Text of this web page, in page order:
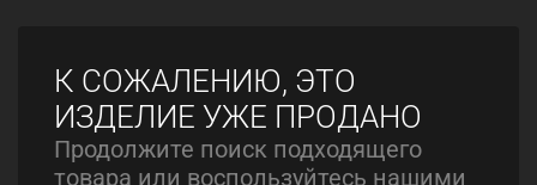
К СОЖАЛЕНИЮ, ЭТО
ИЗДЕЛИЕ УЖЕ ПРОДАНО
Продолжите поиск подходящего
товара или воспользуйтесь нашими